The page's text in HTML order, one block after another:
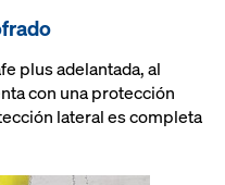
plus adelantada, al
con una protección
lateral es completa